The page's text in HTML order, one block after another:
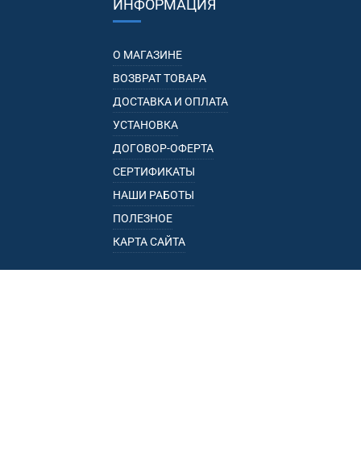
ИНФОРМАЦИЯ
О МАГАЗИНЕ
ВОЗВРАТ ТОВАРА
ДОСТАВКА И ОПЛАТА
УСТАНОВКА
ДОГОВОР-ОФЕРТА
СЕРТИФИКАТЫ
НАШИ РАБОТЫ
ПОЛЕЗНОЕ
КАРТА САЙТА